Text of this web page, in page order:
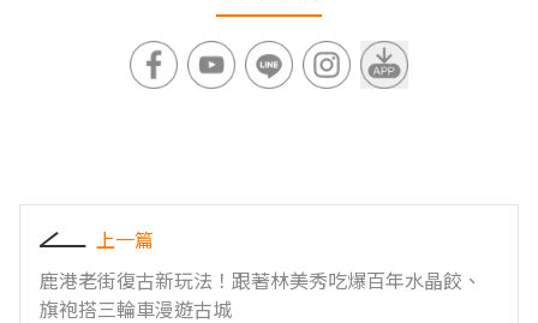
上一篇
鹿港老街復古新玩法！跟著林美秀吃爆百年水晶餃、
旗袍搭三輪車漫遊古城